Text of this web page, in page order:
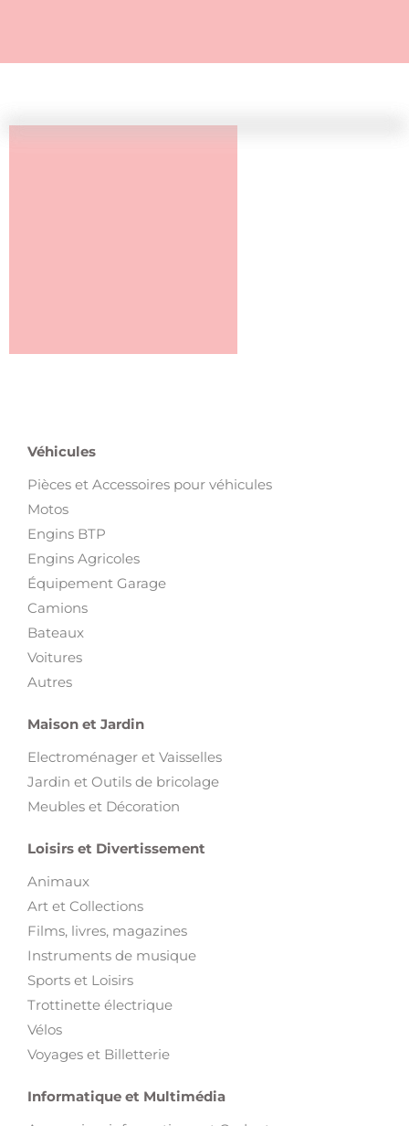
Véhicules
Pièces et Accessoires pour véhicules
Motos
Engins BTP
Engins Agricoles
Équipement Garage
Camions
Bateaux
Voitures
Autres
Maison et Jardin
Electroménager et Vaisselles
Jardin et Outils de bricolage
Meubles et Décoration
Loisirs et Divertissement
Animaux
Art et Collections
Films, livres, magazines
Instruments de musique
Sports et Loisirs
Trottinette électrique
Vélos
Voyages et Billetterie
Informatique et Multimédia